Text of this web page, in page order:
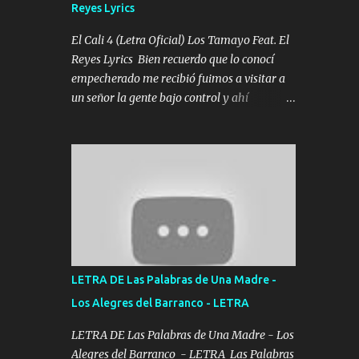
Tomense un buen trago Y así es como
empezamos los versos que voy cantando
(Music) A vido alta y bajas La carreta se
atora Pero nunca le aflojamos Ya me han
pasado cosas Y aunque ustedes no sepan
es...
Reyes Lyrics
El Cali 4 (Letra Oficial) Los Tamayo Feat. El
Reyes Lyrics Bien recuerdo que lo conocí
empecherado me recibió fuimos a visitar a
un señor la gente bajo control y ahí
reglas no secuestr0 no r0bar De La C giró la
orden nos comanda el doble P bien firmes
con Alto PRIETO y la camisa es color Verde y
peleam0s la Bandera por todita a la ciudad
con los drones patrullando la Frontera De
blancas ya hace falta mi APA FLACO verde
se le extraña pa que sepan Aquí Pura GENTE
DE LA RANA 🐸 POR CLAVE ES EL CALI 4
LETRA DE Las Palabras de Una Madre -
Los Alegres del Barranco - LETRA
LETRA DE Las Palabras de Una Madre - Los
Alegres del Barranco - LETRA Las Palabras